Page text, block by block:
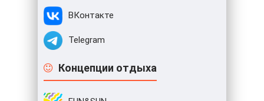
ВКонтакте
Telegram
Концепции отдыха